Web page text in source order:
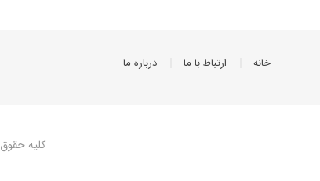
خانه ارتباط با ما درباره ما
کلیه